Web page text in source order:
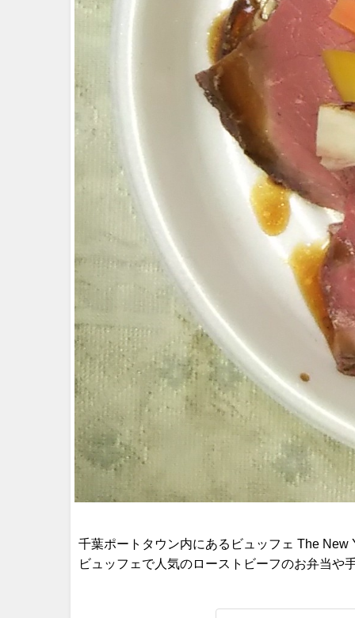
千葉ポートタウン内にあるビュッフェ The New
ビュッフェで人気のローストビーフのお弁当や